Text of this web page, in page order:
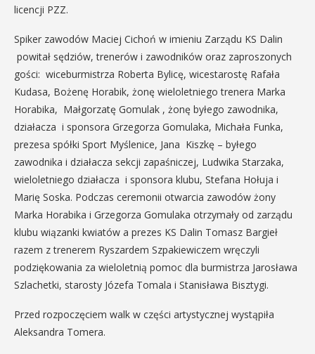
licencji PZZ.
Spiker zawodów Maciej Cichoń w imieniu Zarządu KS Dalin
powitał sędziów, trenerów i zawodników oraz zaproszonych
gości: wiceburmistrza Roberta Bylicę, wicestarostę Rafała
Kudasa, Bożenę Horabik, żonę wieloletniego trenera Marka
Horabika, Małgorzatę Gomulak , żonę byłego zawodnika,
działacza i sponsora Grzegorza Gomulaka, Michała Funka,
prezesa spółki Sport Myślenice, Jana Kiszkę – byłego
zawodnika i działacza sekcji zapaśniczej, Ludwika Starzaka,
wieloletniego działacza i sponsora klubu, Stefana Hołuja i
Marię Soska. Podczas ceremonii otwarcia zawodów żony
Marka Horabika i Grzegorza Gomulaka otrzymały od zarządu
klubu wiązanki kwiatów a prezes KS Dalin Tomasz Bargieł
razem z trenerem Ryszardem Szpakiewiczem wręczyli
podziękowania za wieloletnią pomoc dla burmistrza Jarosława
Szlachetki, starosty Józefa Tomala i Stanisława Bisztygi.
Przed rozpoczęciem walk w części artystycznej wystąpiła
Aleksandra Tomera.